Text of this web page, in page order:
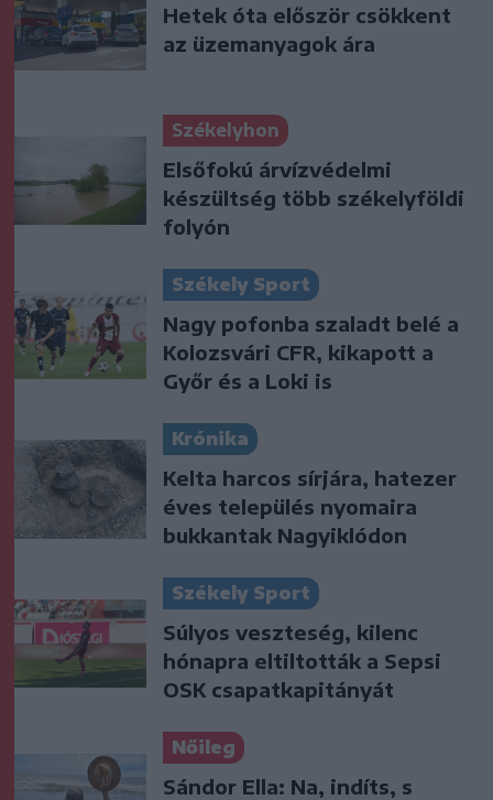
Hetek óta először csökkent
az üzemanyagok ára
Székelyhon
Elsőfokú árvízvédelmi
készültség több székelyföldi
folyón
Székely Sport
Nagy pofonba szaladt belé a
Kolozsvári CFR, kikapott a
Győr és a Loki is
Krónika
Kelta harcos sírjára, hatezer
éves település nyomaira
bukkantak Nagyiklódon
Székely Sport
Súlyos veszteség, kilenc
hónapra eltiltották a Sepsi
OSK csapatkapitányát
Nőileg
Sándor Ella: Na, indíts, s